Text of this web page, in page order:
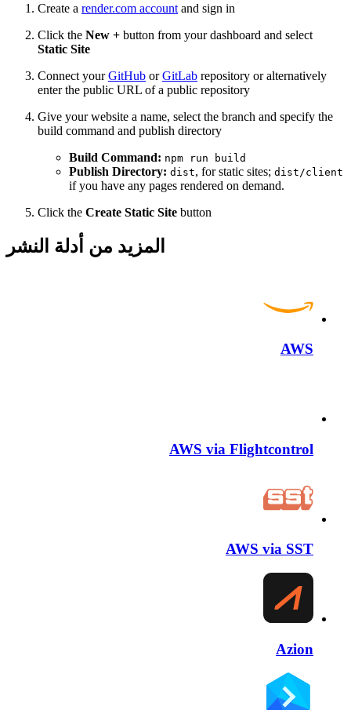
Create a render.com account and sign in
Click the New + button from your dashboard and select
Static Site
Connect yourGitHub orGitLab repository or alternatively
enter the public URL of a public repository
Give your website a name, select the branch and specify the
build command and publish directory
Build Command: npm run build
Publish Directory: dist, for static sites; dist/client
if you have any pages rendered on demand.
Click the Create Static Site button
المزيد من أدلة النشر
AWS
AWS via Flightcontrol
AWS via SST
Azion